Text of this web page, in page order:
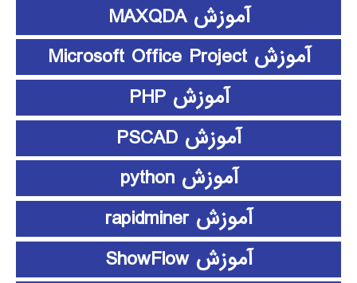
آموزش MAXQDA
آموزش Microsoft Office Project
آموزش PHP
آموزش PSCAD
آموزش python
آموزش rapidminer
آموزش ShowFlow